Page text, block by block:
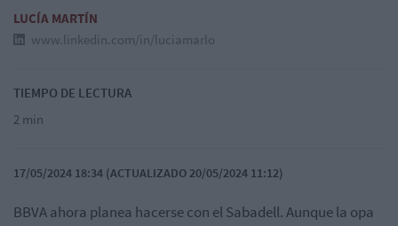
LUCÍA MARTÍN
www.linkedin.com/in/luciamarlo
TIEMPO DE LECTURA
2 min
17/05/2024 18:34 (ACTUALIZADO 20/05/2024 11:12)
BBVA ahora planea hacerse con el Sabadell. Aunque la opa